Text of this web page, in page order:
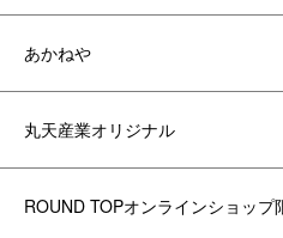
あかねや
丸天産業オリジナル
ROUND TOPオンラインショップ